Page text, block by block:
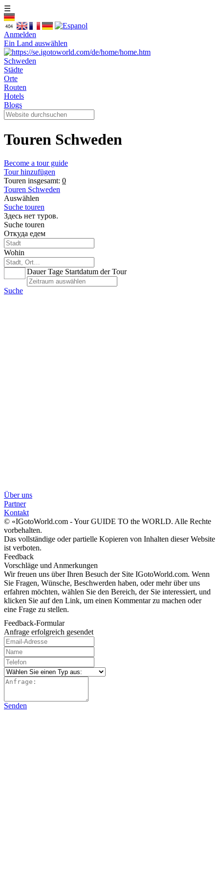
☰
Anmelden
Ein Land auswählen
Schweden
Städte
Orte
Routen
Hotels
Blogs
Touren Schweden
Become a tour guide
Tour hinzufügen
Touren insgesamt: 0
Touren Schweden
Auswählen
Suche touren
Здесь нет туров.
Suche touren
Откуда едем
Wohin
Dauer Tage Startdatum der Tour
Suche
Über uns
Partner
Kontakt
© «IGotoWorld.com - Your GUIDE TO the WORLD. Alle Rechte
vorbehalten.
Das vollständige oder partielle Kopieren von Inhalten dieser Website
ist verboten.
Feedback
Vorschläge und Anmerkungen
Wir freuen uns über Ihren Besuch der Site IGotoWorld.com. Wenn
Sie Fragen, Wünsche, Beschwerden haben, oder mehr über uns
erfahren möchten, wählen Sie den Bereich, der Sie interessiert, und
klicken Sie auf den Link, um einen Kommentar zu machen oder
eine Frage zu stellen.
Feedback-Formular
Anfrage erfolgreich gesendet
Senden